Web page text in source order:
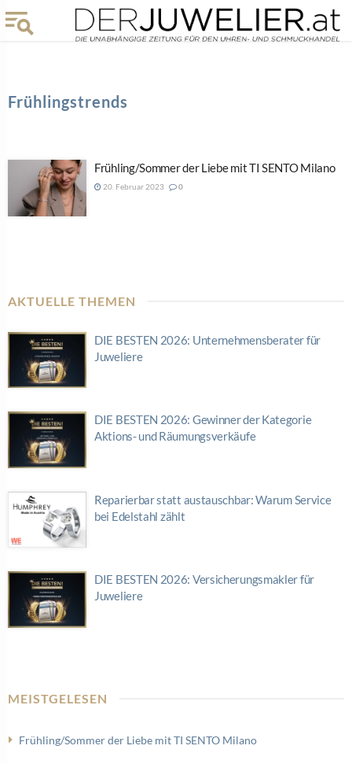
Frühlingstrends
Frühling/Sommer der Liebe mit TI SENTO Milano
20. Februar 2023 0
AKTUELLE THEMEN
DIE BESTEN 2026: Unternehmensberater für
Juweliere
DIE BESTEN 2026: Gewinner der Kategorie
Aktions- und Räumungsverkäufe
Reparierbar statt austauschbar: Warum Service
bei Edelstahl zählt
DIE BESTEN 2026: Versicherungsmakler für
Juweliere
MEISTGELESEN
Frühling/Sommer der Liebe mit TI SENTO Milano